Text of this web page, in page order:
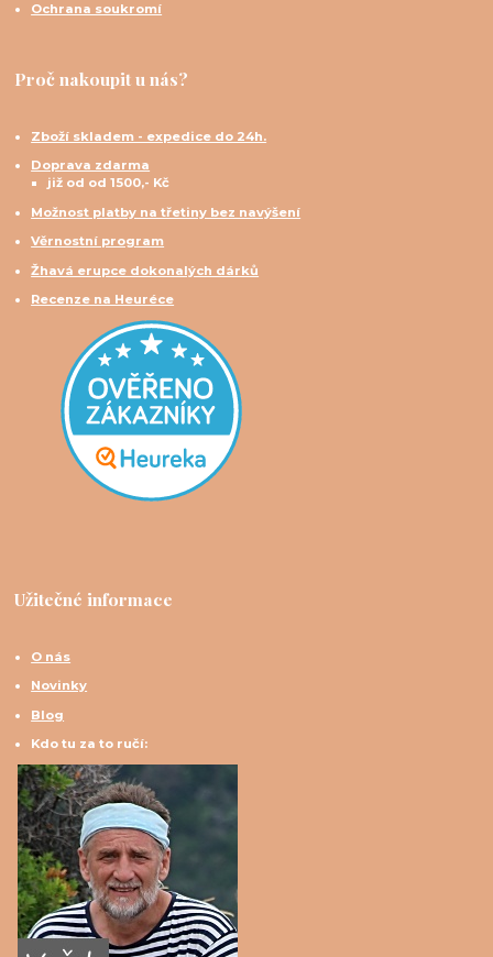
Ochrana soukromí
Proč nakoupit u nás?
Zboží skladem - expedice do 24h.
Doprava zdarma
již od od 1500,- Kč
Možnost platby na třetiny bez navýšení
Věrnostní program
Žhavá erupce dokonalých dárků
Recenze na Heuréce
Užitečné informace
O nás
Novinky
Blog
Kdo tu za to ručí: